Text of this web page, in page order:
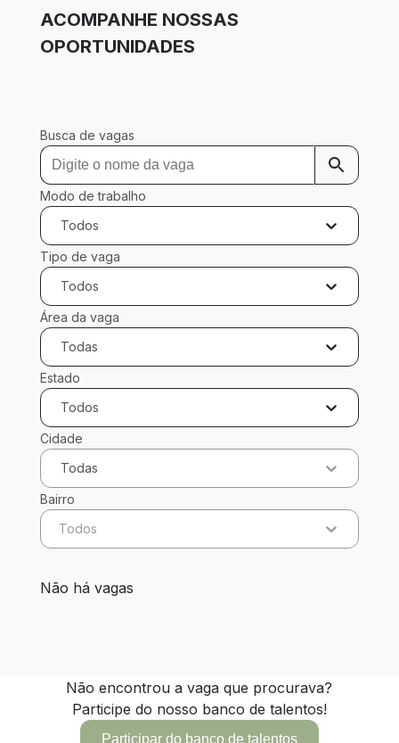
ACOMPANHE NOSSAS
OPORTUNIDADES
Busca de vagas
Modo de trabalho
Todos
Tipo de vaga
Todos
Área da vaga
Todas
Estado
Todos
Cidade
Todas
Bairro
Todos
0 vagas encontradas para 0 filtros aplicados
Não há vagas
Não encontrou a vaga que procurava?
Participe do nosso banco de talentos!
Participar do banco de talentos